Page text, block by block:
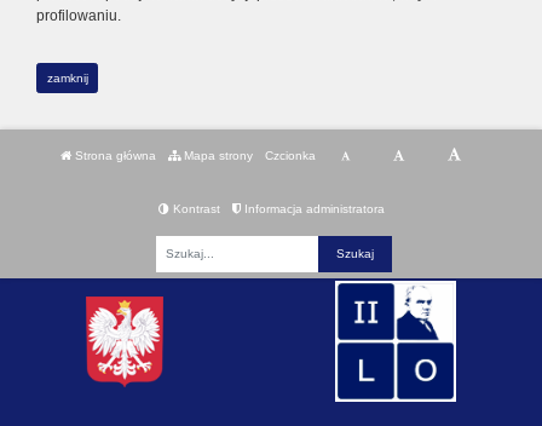
profilowaniu.
zamknij
Strona główna Mapa strony Czcionka
Kontrast Informacja administratora